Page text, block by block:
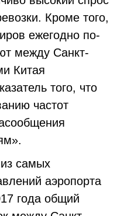
Кроме того,
ежегодно по-
между Санкт-
Китая
того, что
частот
самых
аэропорта
года общий